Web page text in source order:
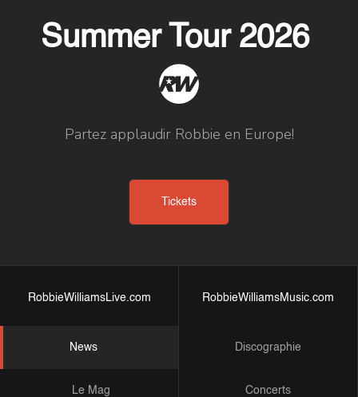
Summer Tour 2026
Partez applaudir Robbie en Europe!
Tickets
RobbieWilliamsLive.com
News
Le Mag
RobbieWilliamsMusic.com
Discographie
Concerts